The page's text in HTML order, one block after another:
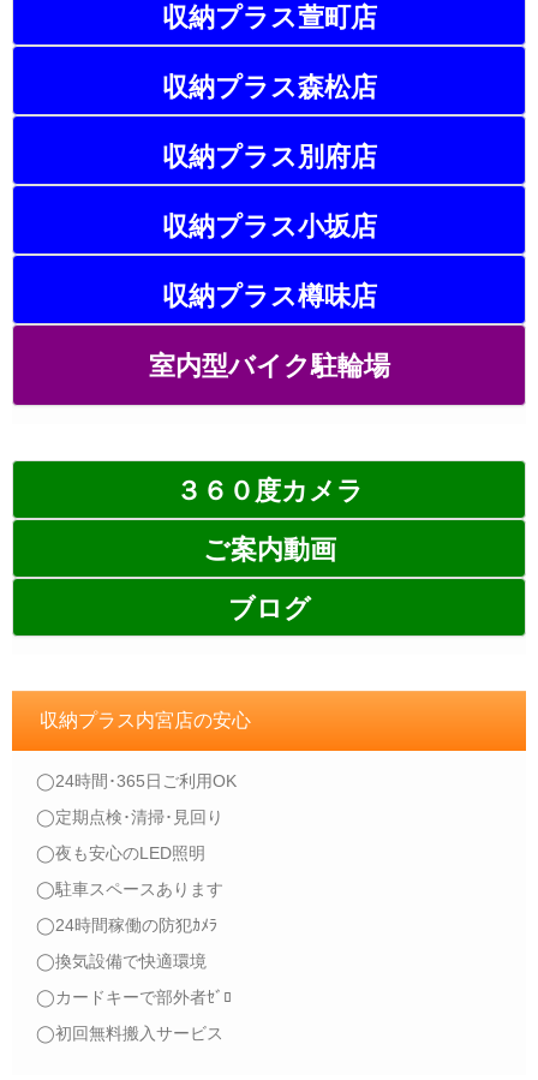
収納プラス萱町店
収納プラス森松店
収納プラス別府店
収納プラス小坂店
収納プラス樽味店
室内型バイク駐輪場
３６０度カメラ
ご案内動画
ブログ
収納プラス内宮店の安心
◯24時間･365日ご利用OK
◯定期点検･清掃･見回り
◯夜も安心のLED照明
◯駐車スペースあります
◯24時間稼働の防犯ｶﾒﾗ
◯換気設備で快適環境
◯カードキーで部外者ｾﾞﾛ
◯初回無料搬入サービス